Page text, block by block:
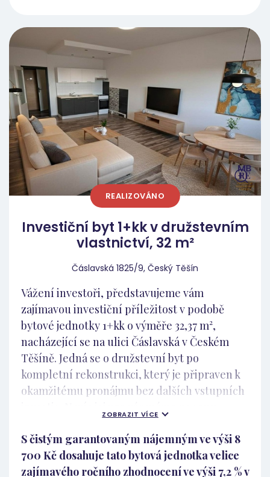
koupelny dle strategie investora. Nejde o
zásadní stavební zásahy ani o kompletní
rekonstrukci jádra. To znamená: nízké vstupní
náklady, žádné dlouhé výpadky nájmu,
možnost postupné modernizace podle vývoje
trhu. Dům a jeho stav Bytový dům prošel z
velké části revitalizací. Jedinou významnější
částí, která zatím neproběhla, je zateplení
fasády. Dobrou zprávou je, že: se zateplením
je již počítáno, ve fondu oprav je na tuto
investici finančně pamatováno. Nejde tedy o
nečekaný budoucí náklad bez přípravy, ale o
plánovaný krok, který může do budoucna:
snížit energetickou náročnost domu, zvýšit
komfort bydlení, podpořit hodnotu celé
nemovitosti. A znovu připomínáme – dům
disponuje zcela novým výtahem, což je u
čtyřpodlažních domů výrazný benefit.
Lokalita – Bochov Bochov je menší město se
stabilní základnou obyvatel a dobrou
dopravní dostupností. Velkou výhodou je
poloha přímo u hlavního tahu směrem na
Karlovy Vary a Plzeň, což zajišťuje: dobrou
dostupnost větších pracovních center,
dojezdovou vzdálenost do větších měst,
stabilní poptávku po cenově dostupném
nájemním bydlení. Nejedná se o spekulativní
mikro-lokalitu. Jde o dostupné bydlení v
REALIZOVÁNO
Investiční byt 1+kk v družstevním
vlastnictví, 32 m²
Čáslavská 1825/9, Český Těšín
Vážení investoři, představujeme vám
zajímavou investiční příležitost v podobě
bytové jednotky 1+kk o výměře 32,37 m²,
nacházející se na ulici Čáslavská v Českém
Těšíně. Jedná se o družstevní byt po
kompletní rekonstrukci, který je připraven k
okamžitému pronájmu bez dalších vstupních
této lokalitě a o této dispozici aktuálně
pohybují cenově řádově výše. Menší dispozice
jsou zde navíc dlouhodobě velmi omezené –
ZOBRAZIT VÍCE
S čistým garantovaným nájemným ve výši 8
700 Kč dosahuje tato bytová jednotka velice
zajímavého ročního zhodnocení ve výši 7,2 % v